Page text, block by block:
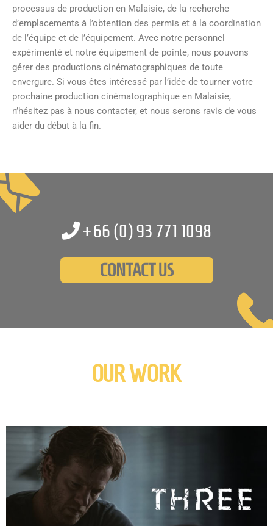
processus de production en Malaisie, de la recherche
d’emplacements à l’obtention des permis et à la coordination
de l’équipe et de l’équipement. Avec notre personnel
expérimenté et notre équipement de pointe, nous pouvons
gérer des productions cinématographiques de toute
envergure. Si vous êtes intéressé par l’idée de tourner votre
prochaine production cinématographique en Malaisie,
n’hésitez pas à nous contacter, et nous serons ravis de vous
aider du début à la fin.
+66 (0)93 771 1098
CONTACT US
OUR WORK